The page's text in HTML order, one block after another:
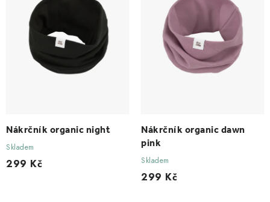
Nákrčník organic night
Skladem
299 Kč
Nákrčník organic dawn
pink
Skladem
299 Kč